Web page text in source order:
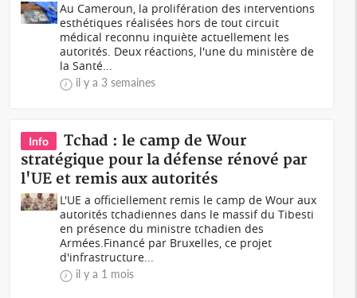
Au Cameroun, la prolifération des interventions
esthétiques réalisées hors de tout circuit
médical reconnu inquiète actuellement les
autorités. Deux réactions, l'une du ministère de
la Santé...
il y a 3 semaines
Info
Tchad : le camp de Wour
stratégique pour la défense rénové par
l'UE et remis aux autorités
L'UE a officiellement remis le camp de Wour aux
autorités tchadiennes dans le massif du Tibesti
en présence du ministre tchadien des
Armées.Financé par Bruxelles, ce projet
d'infrastructure...
il y a 1 mois